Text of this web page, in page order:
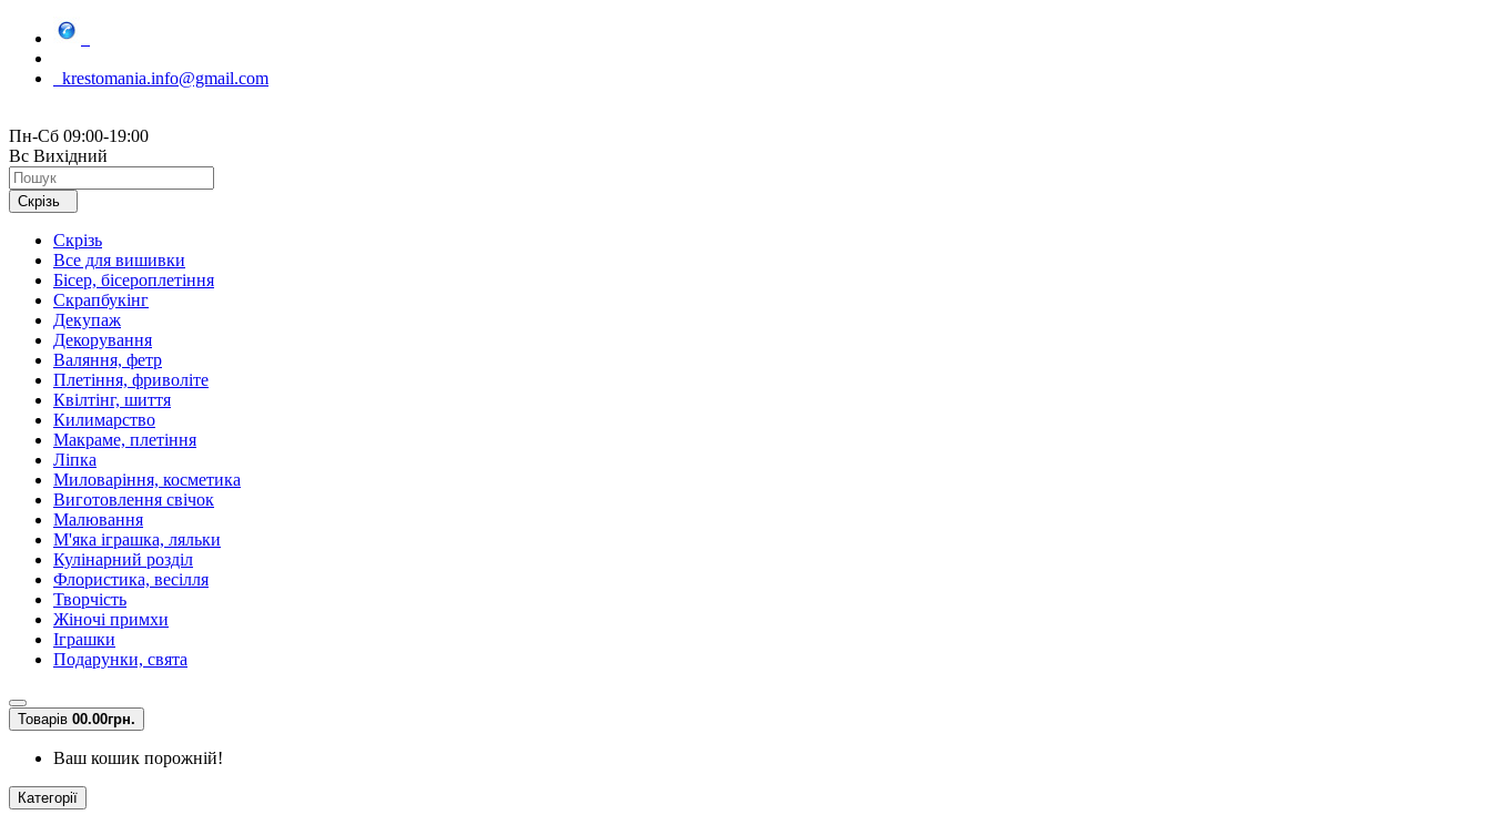
krestomania.info@gmail.com
Пн-Сб 09:00-19:00
Вс Вихідний
Скрізь
Скрізь
Все для вишивки
Бісер, бісероплетіння
Скрапбукінг
Декупаж
Декорування
Валяння, фетр
Плетіння, фриволіте
Квілтінг, шиття
Килимарство
Макраме, плетіння
Ліпка
Миловаріння, косметика
Виготовлення свічок
Малювання
М'яка іграшка, ляльки
Кулінарний розділ
Флористика, весілля
Творчість
Жіночі примхи
Іграшки
Подарунки, свята
Товарів 00.00грн.
Ваш кошик порожній!
Категорії